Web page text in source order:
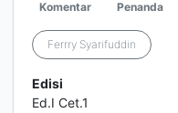
Komentar Penanda
Ferrry Syarifuddin
Edisi
Ed.I Cet.1